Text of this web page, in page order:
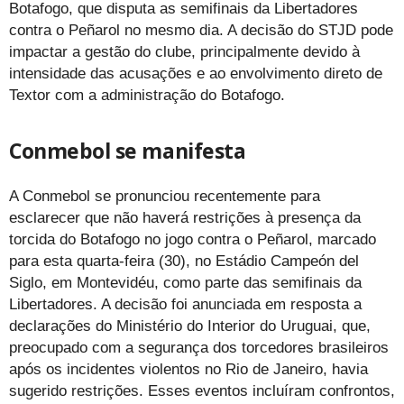
Botafogo, que disputa as semifinais da Libertadores
contra o Peñarol no mesmo dia. A decisão do STJD pode
impactar a gestão do clube, principalmente devido à
intensidade das acusações e ao envolvimento direto de
Textor com a administração do Botafogo.
Conmebol se manifesta
A Conmebol se pronunciou recentemente para
esclarecer que não haverá restrições à presença da
torcida do Botafogo no jogo contra o Peñarol, marcado
para esta quarta-feira (30), no Estádio Campeón del
Siglo, em Montevidéu, como parte das semifinais da
Libertadores. A decisão foi anunciada em resposta a
declarações do Ministério do Interior do Uruguai, que,
preocupado com a segurança dos torcedores brasileiros
após os incidentes violentos no Rio de Janeiro, havia
sugerido restrições. Esses eventos incluíram confrontos,